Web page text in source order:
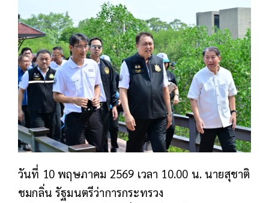
วันที่ 10 พฤษภาคม 2569 เวลา 10.00 น. นายสุชาติ
ชมกลิ่น รัฐมนตรีว่าการกระทรวง